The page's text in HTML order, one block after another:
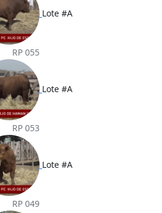
Lote #A
RP 055
Lote #A
RP 053
Lote #A
RP 049